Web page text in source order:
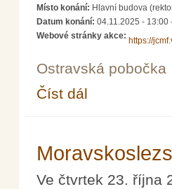
Místo konání: Hlavní budova
Datum konání: 04.11.2025 - 13:00
Webové stránky akce:
https://
Ostravská pobočka
Číst dál
Ve čtvrtek 23. října